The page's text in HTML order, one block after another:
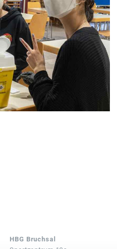
HBG Bruchsal